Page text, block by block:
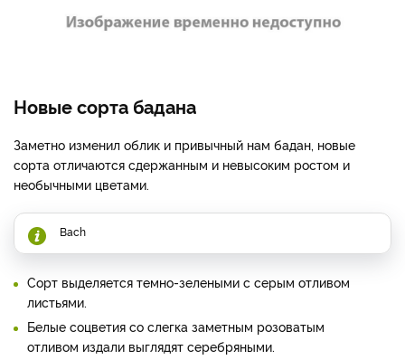
Новые сорта бадана
Заметно изменил облик и привычный нам бадан, новые
сорта отличаются сдержанным и невысоким ростом и
необычными цветами.
Bach
Сорт выделяется темно-зелеными с серым отливом
листьями.
Белые соцветия со слегка заметным розоватым
отливом издали выглядят серебряными.